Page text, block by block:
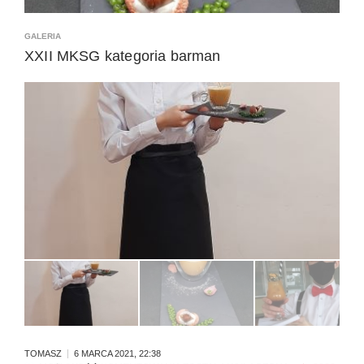
R
U
C
A
R
GALERIA
XXII MKSG kategoria barman
TOMASZ 6 MARCA 2021, 22:38